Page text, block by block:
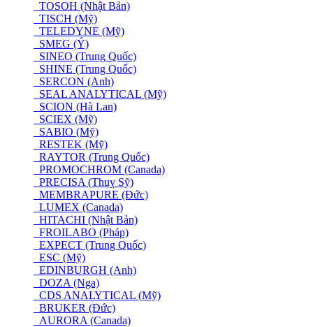
TOSOH (Nhật Bản)
TISCH (Mỹ)
TELEDYNE (Mỹ)
SMEG (Ý)
SINEO (Trung Quốc)
SHINE (Trung Quốc)
SERCON (Anh)
SEAL ANALYTICAL (Mỹ)
SCION (Hà Lan)
SCIEX (Mỹ)
SABIO (Mỹ)
RESTEK (Mỹ)
RAYTOR (Trung Quốc)
PROMOCHROM (Canada)
PRECISA (Thuỵ Sỹ)
MEMBRAPURE (Đức)
LUMEX (Canada)
HITACHI (Nhật Bản)
FROILABO (Pháp)
EXPECT (Trung Quốc)
ESC (Mỹ)
EDINBURGH (Anh)
DOZA (Nga)
CDS ANALYTICAL (Mỹ)
BRUKER (Đức)
AURORA (Canada)